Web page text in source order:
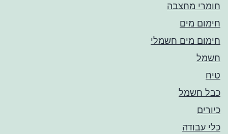
חומרי מחצבה
חימום מים
חימום מים חשמלי
חשמל
טיח
כבל חשמל
כיורים
כלי עבודה